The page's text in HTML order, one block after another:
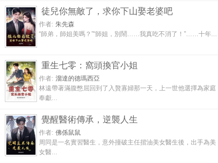
徒兒你無敵了，求你下山娶老婆吧
作者: 朱先森
“師弟，師姐美嗎？”“師姐，別鬧……我真吃不消了！”……十年...
重生七零：窩頭換官小姐
作者: 溜達的德瑪西亞
林遠帶著滿腹憋屈回到了入贅寡婦那一天，上一世他選擇為家庭
奉獻...
覺醒醫術傳承，逆襲人生
作者: 佛係鼠鼠
周同是一名實習醫生，意外撞破主任揩油美女醫生後，出手為美
女醫...